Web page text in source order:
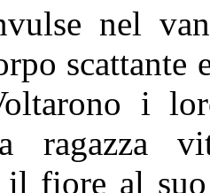
nel
scattante
i
ragazza
il fiore al